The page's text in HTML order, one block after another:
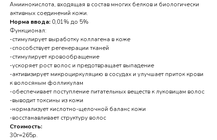
Амиинокислота, входящая в состав многих белков и биологически
активных соединений кожи.
Норма ввода: 0,01% до 5%
Функционал:
-стимулирует выработку коллагена в коже
-способствует регенерации тканей
-стимулирует кровообращение
-ускоряет рост волос и предотвращает выпадение
-активизирует микроциркуляцию в сосудах и улучшает приток крови
к волосяным фолликулам
-обеспечивает поступление питательных веществ к луковицам волос
-выводит токсины из кожи
-нормализует кислотно-щелочной баланс кожи
-восстанавливает структуру волос
Стоимость:
30г=265р.